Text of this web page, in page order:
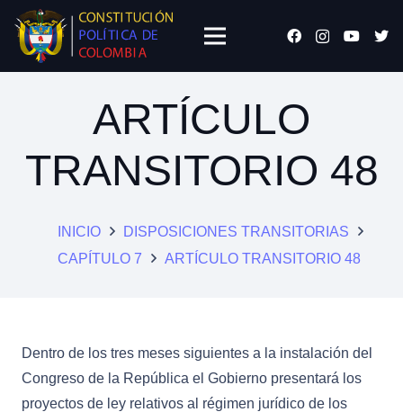
ARTÍCULO
TRANSITORIO 48
INICIO
DISPOSICIONES TRANSITORIAS
CAPÍTULO 7
ARTÍCULO TRANSITORIO 48
Dentro de los tres meses siguientes a la instalación del
Congreso de la República el Gobierno presentará los
proyectos de ley relativos al régimen jurídico de los